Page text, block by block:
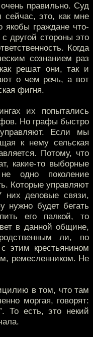
правильно. Суд
это, как мне
якобы граждане что-
другой стороны это
Когда
сознанием раз
решат они, так и
о чем речь, а вот
фигня.
их попытались
Но графы быстро
Если мы
к нему сельская
Потому, что
какие-то выборные
одно поколение
Которые управляют
них деловые связи,
нужно будет бегать
его палкой, то
в данной общине,
ли, по
крестьянином
ремесленником. Не
в том, что там
моргая, говорят:
То есть, это некий